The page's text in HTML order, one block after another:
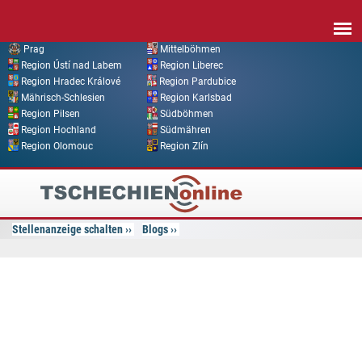
Prag
Mittelböhmen
Region Ústí nad Labem
Region Liberec
Region Hradec Králové
Region Pardubice
Mährisch-Schlesien
Region Karlsbad
Region Pilsen
Südböhmen
Region Hochland
Südmähren
Region Olomouc
Region Zlín
Tschechien
Online
Stellenanzeige schalten Blogs